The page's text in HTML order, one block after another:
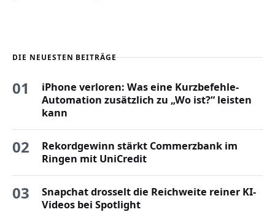
DIE NEUESTEN BEITRÄGE
01
iPhone verloren: Was eine Kurzbefehle-
Automation zusätzlich zu „Wo ist?“ leisten
kann
02
Rekordgewinn stärkt Commerzbank im
Ringen mit UniCredit
03
Snapchat drosselt die Reichweite reiner KI-
Videos bei Spotlight